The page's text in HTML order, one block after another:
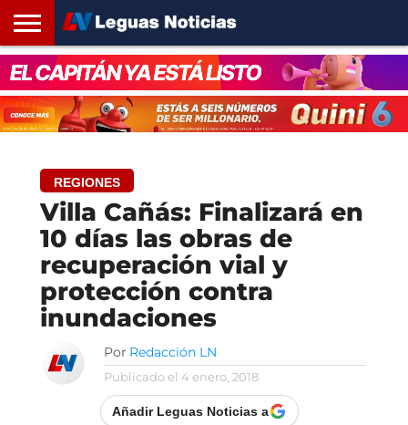
INICIO
SANTA
FE
ROSARIO24
REGIONES
ARGENTINA
OPINIÓN
CONTACTO
REGIONES
Villa Cañás: Finalizará en
10 días las obras de
recuperación vial y
protección contra
inundaciones
Por Redacción LN
Publicado el 4 enero, 2018
Añadir Leguas Noticias a